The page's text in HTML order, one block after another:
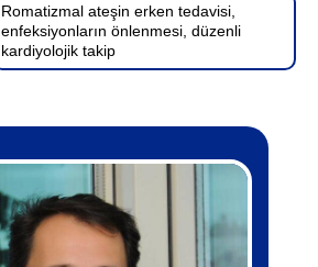
Romatizmal ateşin erken tedavisi,
enfeksiyonların önlenmesi, düzenli
kardiyolojik takip